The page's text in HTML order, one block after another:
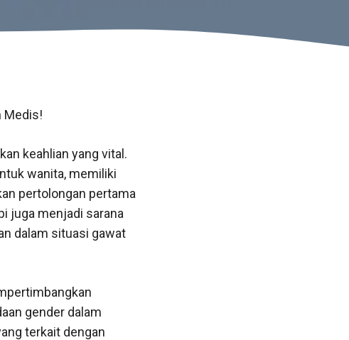
Medis!
keahlian yang vital.
wanita, memiliki
pertolongan pertama
juga menjadi sarana
dalam situasi gawat
gender dalam
terkait dengan